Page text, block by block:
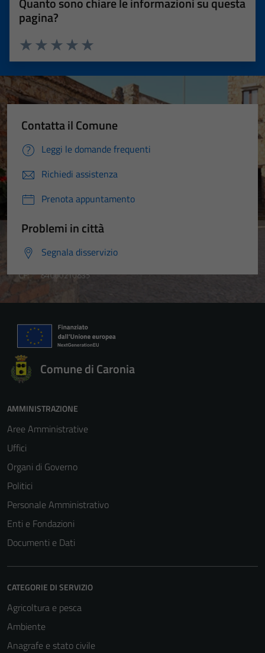
pagina?
Valuta 5 stelle su 5
Valuta 4 stelle su 5
Valuta 3 stelle su 5
Valuta 2 stelle su 5
Valuta 1 stelle su 5
Contatta il Comune
Leggi le domande frequenti
Richiedi assistenza
Prenota appuntamento
Problemi in città
Segnala disservizio
Comune di Caronia
AMMINISTRAZIONE
Aree Amministrative
Uffici
Organi di Governo
Politici
Personale Amministrativo
Enti e Fondazioni
Documenti e Dati
CATEGORIE DI SERVIZIO
Agricoltura e pesca
Ambiente
Anagrafe e stato civile